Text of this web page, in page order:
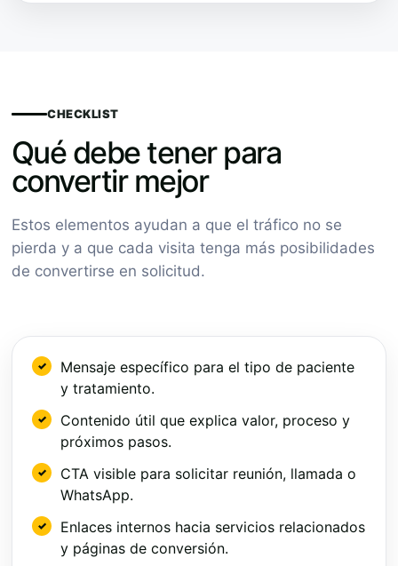
CHECKLIST
Qué debe tener para
convertir mejor
Estos elementos ayudan a que el tráfico no se
pierda y a que cada visita tenga más posibilidades
de convertirse en solicitud.
Mensaje específico para el tipo de paciente
y tratamiento.
Contenido útil que explica valor, proceso y
próximos pasos.
CTA visible para solicitar reunión, llamada o
WhatsApp.
Enlaces internos hacia servicios relacionados
y páginas de conversión.